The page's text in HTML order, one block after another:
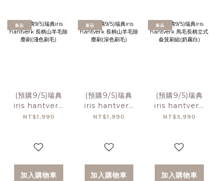
新品
(預購9/5)瑞典
iris hantverk
長柄山羊毛除塵
NT$1,990
加入購物車
新品
(預購9/5)瑞典
iris hantverk
長柄山羊毛除塵
NT$1,990
加入購物車
新品
(預購9/5)瑞典
iris hantverk
馬毛長柄立式畚
NT$3,990
加入購物車